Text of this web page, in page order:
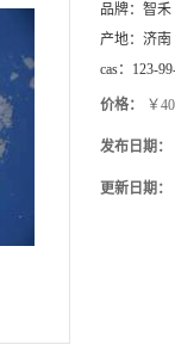
品牌： 智禾
产地： 济南
cas： 123-
价格： ￥
发布日期：
更新日期：